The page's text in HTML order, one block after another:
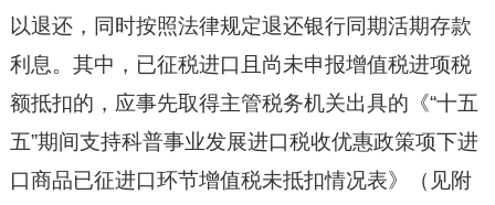
以退还，同时按照法律规定退还银行同期活期存款
利息。其中，已征税进口且尚未申报增值税进项税
额抵扣的，应事先取得主管税务机关出具的《“十五
五”期间支持科普事业发展进口税收优惠政策项下进
口商品已征进口环节增值税未抵扣情况表》（见附